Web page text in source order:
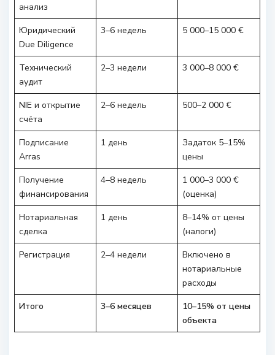
анализ
Юридический
Due Diligence
3–6 недель 5 000–15 000 €
Технический
аудит
2–3 недели 3 000–8 000 €
NIE и открытие
счёта
2–6 недель 500–2 000 €
Подписание
Arras
1 день
Задаток 5–15%
цены
Получение
финансирования
4–8 недель
1 000–3 000 €
(оценка)
Нотариальная
сделка
1 день
8–14% от цены
(налоги)
Регистрация
2–4 недели
Включено в
нотариальные
расходы
Итого
3–6 месяцев
10–15% от цены
объекта